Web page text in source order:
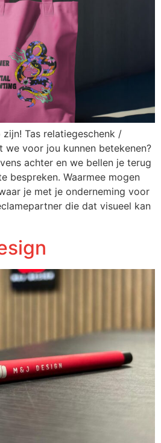
Tas relatiegeschenk /
we voor jou kunnen betekenen?
achter en we bellen je terug
bespreken. Waarmee mogen
je met je onderneming voor
die dat visueel kan